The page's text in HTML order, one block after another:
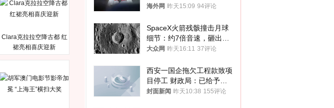
Clara克拉拉空降古都 红
裙亮相喜庆迎新
海外网 昨天15:09 94评论
SpaceX火箭残骸撞击月球
细节：约7倍音速，砸出直
径约30米撞击坑
大众网 昨天16:11 37评论
西安一国企拖欠工程款致项
目停工 财政局：已给予处
分，正督促整改
封面新闻 昨天10:38 155评论